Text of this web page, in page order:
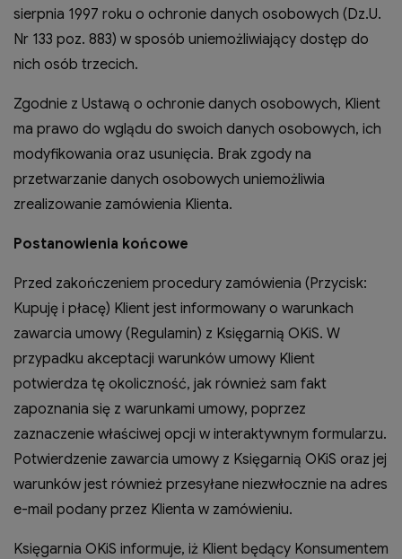
sierpnia 1997 roku o ochronie danych osobowych (Dz.U.
Nr 133 poz. 883) w sposób uniemożliwiający dostęp do
nich osób trzecich.
Zgodnie z Ustawą o ochronie danych osobowych, Klient
ma prawo do wglądu do swoich danych osobowych, ich
modyfikowania oraz usunięcia. Brak zgody na
przetwarzanie danych osobowych uniemożliwia
zrealizowanie zamówienia Klienta.
Postanowienia końcowe
Przed zakończeniem procedury zamówienia (Przycisk:
Kupuję i płacę) Klient jest informowany o warunkach
zawarcia umowy (Regulamin) z Księgarnią OKiS. W
przypadku akceptacji warunków umowy Klient
potwierdza tę okoliczność, jak również sam fakt
zapoznania się z warunkami umowy, poprzez
zaznaczenie właściwej opcji w interaktywnym formularzu.
Potwierdzenie zawarcia umowy z Księgarnią OKiS oraz jej
warunków jest również przesyłane niezwłocznie na adres
e-mail podany przez Klienta w zamówieniu.
Księgarnia OKiS informuje, iż Klient będący Konsumentem